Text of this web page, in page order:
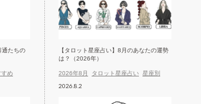
通たちの
すめ
【タロット星座占い】8月のあなたの運勢
は？（2026年）
2026年8月 タロット星座占い 星座別
2026.8.2